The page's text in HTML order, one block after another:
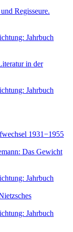
Regisseure.
Jahrbuch
in der
Jahrbuch
1931−1955
Das Gewicht
Jahrbuch
Jahrbuch